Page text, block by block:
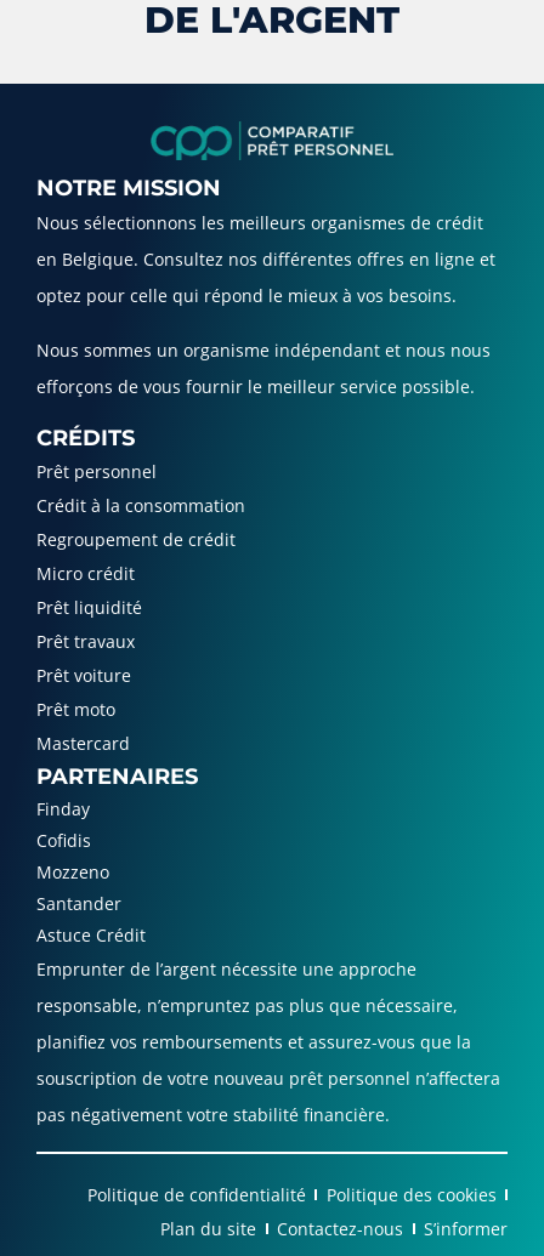
DE L'ARGENT
NOTRE MISSION
Nous sélectionnons les meilleurs organismes de crédit
en Belgique. Consultez nos différentes offres en ligne et
optez pour celle qui répond le mieux à vos besoins.
Nous sommes un organisme indépendant et nous nous
efforçons de vous fournir le meilleur service possible.
CRÉDITS
Prêt personnel
Crédit à la consommation
Regroupement de crédit
Micro crédit
Prêt liquidité
Prêt travaux
Prêt voiture
Prêt moto
Mastercard
PARTENAIRES
Finday
Cofidis
Mozzeno
Santander
Astuce Crédit
Emprunter de l’argent nécessite une approche
responsable, n’empruntez pas plus que nécessaire,
planifiez vos remboursements et assurez-vous que la
souscription de votre nouveau prêt personnel n’affectera
pas négativement votre stabilité financière.
Politique de confidentialité
Politique des cookies
Plan du site
Contactez-nous S’informer